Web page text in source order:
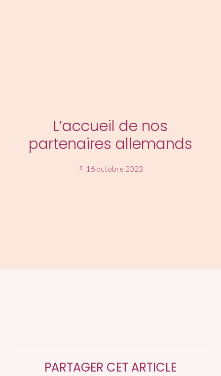
L’accueil de nos
partenaires allemands
16 octobre 2023
PARTAGER CET ARTICLE